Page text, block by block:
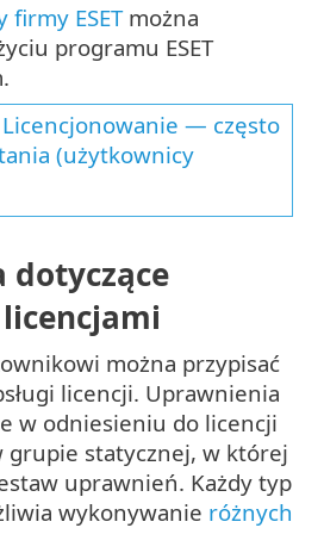
ESETmożna
programu ESET
Licencjonowanie — często
(użytkownicy
dotyczące
można przypisać
licencji. Uprawnienia
w odniesieniu do licencji
grupie statycznej, w której
uprawnień. Każdy typ
wykonywanie różnych